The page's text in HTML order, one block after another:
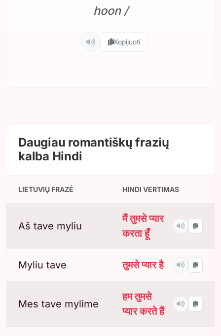
hoon /
Kopijuoti
Daugiau romantiškų frazių
kalba Hindi
LIETUVIŲ FRAZĖ HINDI VERTIMAS
Aš tave myliu
मैं तुमसे प्यार
करता हूँ
Myliu tave तुमसे प्यार है
Mes tave mylime
हम तुमसे
प्यार करते हैं